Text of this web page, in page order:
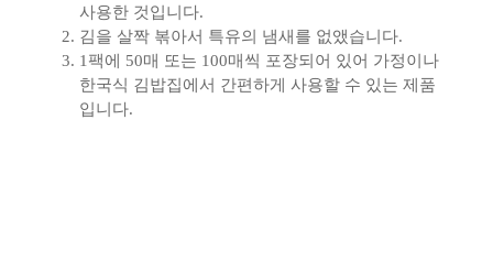
사용한 것입니다.
김을 살짝 볶아서 특유의 냄새를 없앴습니다.
1팩에 50매 또는 100매씩 포장되어 있어 가정이나
한국식 김밥집에서 간편하게 사용할 수 있는 제품
입니다.